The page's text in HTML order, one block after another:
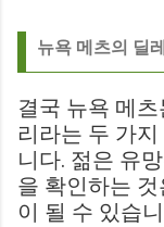
뉴욕 메츠의 딜
결국 뉴욕 메
리라는 두 가
니다. 젊은 유
을 확인하는
이 될 수 있습